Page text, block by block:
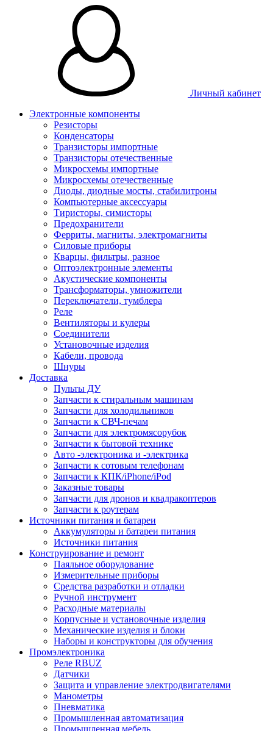
Личный кабинет
Электронные компоненты
Резисторы
Конденсаторы
Транзисторы импортные
Транзисторы отечественные
Микросхемы импортные
Микросхемы отечественные
Диоды, диодные мосты, стабилитроны
Компьютерные аксессуары
Тиристоры, симисторы
Предохранители
Ферриты, магниты, электромагниты
Силовые приборы
Кварцы, фильтры, разное
Оптоэлектронные элементы
Акустические компоненты
Трансформаторы, умножители
Переключатели, тумблера
Реле
Вентиляторы и кулеры
Соединители
Установочные изделия
Кабели, провода
Шнуры
Доставка
Пульты ДУ
Запчасти к стиральным машинам
Запчасти для холодильников
Запчасти к СВЧ-печам
Запчасти для электромясорубок
Запчасти к бытовой технике
Авто -электроника и -электрика
Запчасти к сотовым телефонам
Запчасти к КПК/iPhone/iPod
Заказные товары
Запчасти для дронов и квадракоптеров
Запчасти к роутерам
Источники питания и батареи
Аккумуляторы и батареи питания
Источники питания
Конструирование и ремонт
Паяльное оборудование
Измерительные приборы
Средства разработки и отладки
Ручной инструмент
Расходные материалы
Корпусные и установочные изделия
Механические изделия и блоки
Наборы и конструкторы для обучения
Промэлектроника
Реле RBUZ
Датчики
Защита и управление электродвигателями
Манометры
Пневматика
Промышленная автоматизация
Промышленная мебель